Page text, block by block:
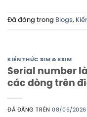
Đã đăng trong Blogs,
KIẾN THỨC SIM & ESIM
Serial number
các dòng trên
ĐÃ ĐĂNG TRÊN08/06/2026